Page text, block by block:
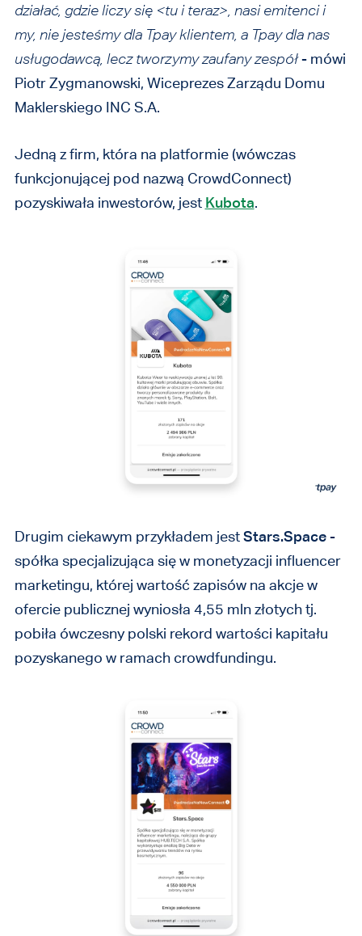
działać, gdzie liczy się <tu i teraz>, nasi emitenci i
my, nie jesteśmy dla Tpay klientem, a Tpay dla nas
usługodawcą, lecz tworzymy zaufany zespół- mówi
Piotr Zygmanowski, Wiceprezes Zarządu Domu
Maklerskiego INC S.A.
Jedną z firm, która na platformie (wówczas
funkcjonującej pod nazwą CrowdConnect)
pozyskiwała inwestorów, jest Kubota.
Drugim ciekawym przykładem jestStars.Space-
spółka specjalizująca się w monetyzacji influencer
marketingu, której wartość zapisów na akcje w
ofercie publicznej wyniosła 4,55 mln złotych tj.
pobiła ówczesny polski rekord wartości kapitału
pozyskanego w ramach crowdfundingu.